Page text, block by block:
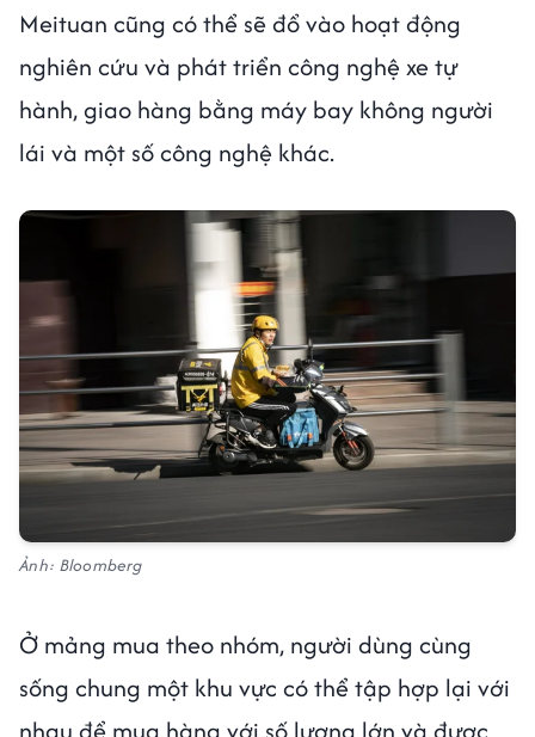
Meituan cũng có thể sẽ đổ vào hoạt động
nghiên cứu và phát triển công nghệ xe tự
hành, giao hàng bằng máy bay không người
lái và một số công nghệ khác.
Ảnh: Bloomberg
Ở mảng mua theo nhóm, người dùng cùng
sống chung một khu vực có thể tập hợp lại với